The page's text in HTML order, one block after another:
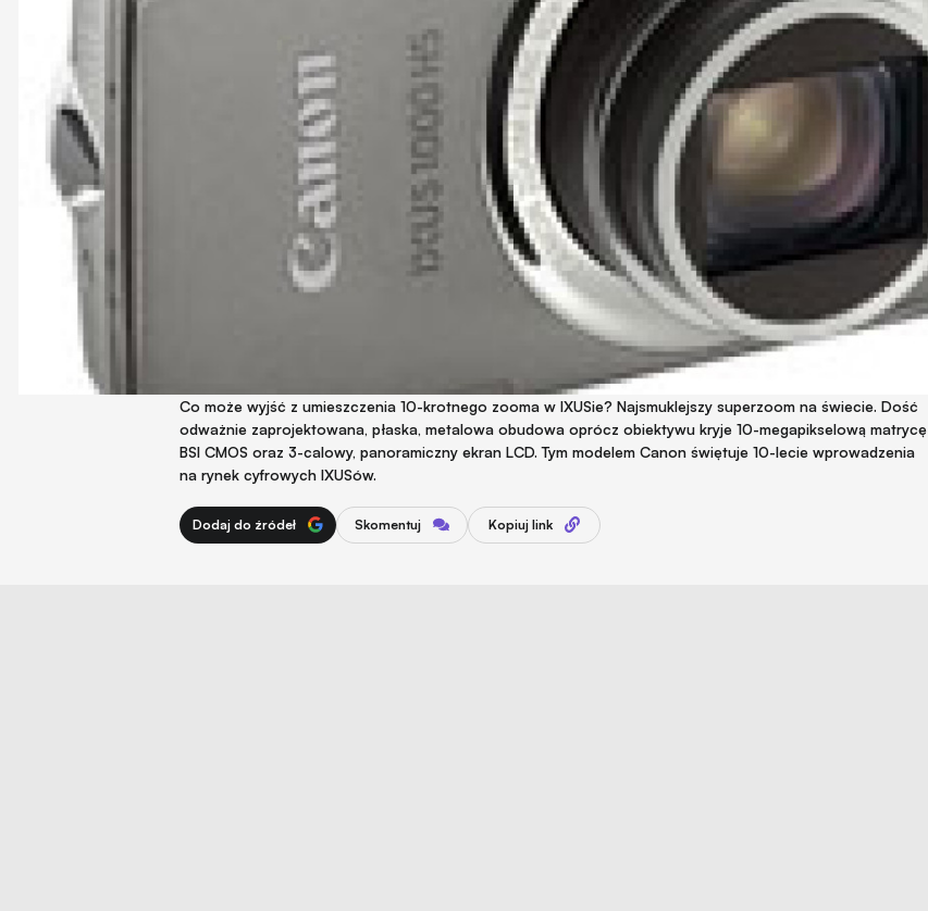
Co może wyjść z umieszczenia 10-krotnego zooma w IXUSie? Najsmuklejszy superzoom na świecie. Dość
odważnie zaprojektowana, płaska, metalowa obudowa oprócz obiektywu kryje 10-megapikselową matrycę
BSI CMOS oraz 3-calowy, panoramiczny ekran LCD. Tym modelem Canon świętuje 10-lecie wprowadzenia
na rynek cyfrowych IXUSów.
Dodaj do źródeł Skomentuj Kopiuj link